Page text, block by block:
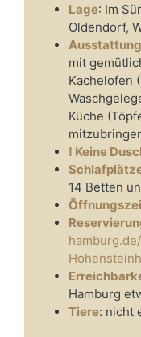
Lage: Im
Oldendorf,
Ausstattung
mit
Kachelofen
Küche
! Keine
14 Betten
Hamburg
Tiere: nicht